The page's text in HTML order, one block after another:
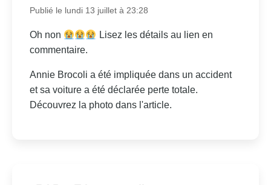
Publié le lundi 13 juillet à 23:28
Oh non
Lisez les détails au lien en
commentaire.
Annie Brocoli a été impliquée dans un accident
et sa voiture a été déclarée perte totale.
Découvrez la photo dans l'article.